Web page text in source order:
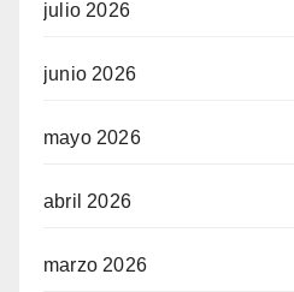
julio 2026
junio 2026
mayo 2026
abril 2026
marzo 2026